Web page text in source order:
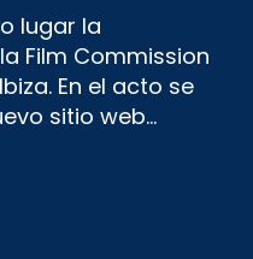
lugar la
Film Commission
En el acto se
sitio web…